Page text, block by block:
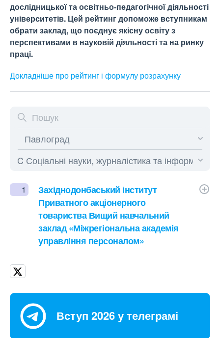
дослідницької та освітньо-педагогічної діяльності
університетів. Цей рейтинг допоможе вступникам
обрати заклад, що поєднує якісну освіту з
перспективами в науковій діяльності та на ринку
праці.
Докладніше про рейтинг і формулу розрахунку
1
Західнодонбаський інститут
Приватного акціонерного
товариства Вищий навчальний
заклад «Міжрегіональна академія
управління персоналом»
Вступ 2026 у телеграмі